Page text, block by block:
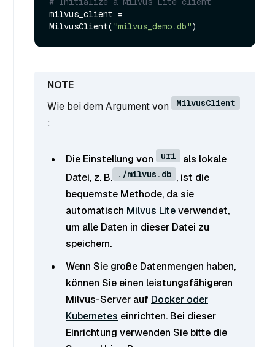
milvus_client =
MilvusClient( "milvus_demo.db"
Wie bei dem Argument von MilvusClient
:
Die Einstellung von uri
als lokale
Datei, z. B.
./milvus.db , ist die
bequemste Methode, da sie
automatisch Milvus Liteverwendet,
um alle Daten in dieser Datei zu
speichern.
Wenn Sie große Datenmengen haben,
können Sie einen leistungsfähigeren
Milvus-Server auf Docker oder
Kubernetes einrichten. Bei dieser
Einrichtung verwenden Sie bitte die